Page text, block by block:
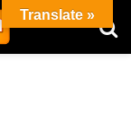
Translate »